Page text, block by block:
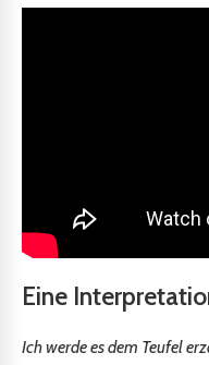
Eine
Ich werde es dem Teufel